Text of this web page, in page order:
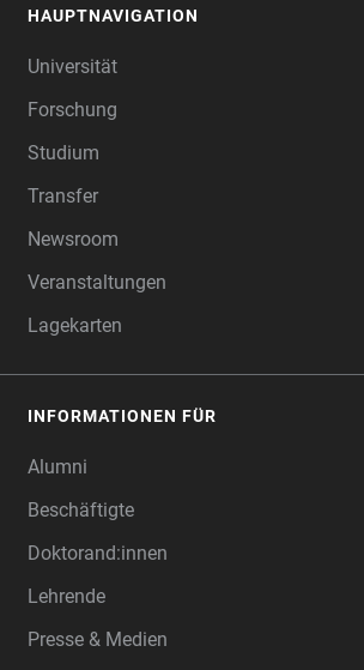
HAUPTNAVIGATION
Universität
Forschung
Studium
Transfer
Newsroom
Veranstaltungen
Lagekarten
INFORMATIONEN FÜR
Alumni
Beschäftigte
Doktorand:innen
Lehrende
Presse & Medien